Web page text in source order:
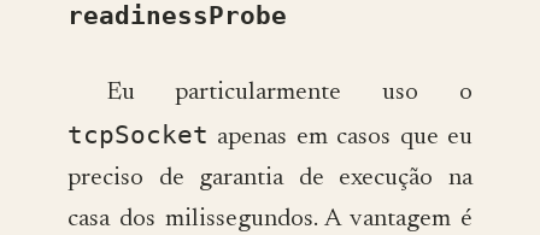
readinessProbe
Eu particularmente uso o
tcpSocket apenas em casos que eu
preciso de garantia de execução na
casa dos milissegundos. A vantagem é